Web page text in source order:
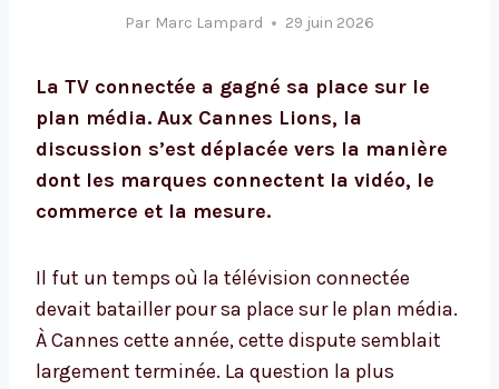
Par Marc Lampard 29 juin 2026
La TV connectée a gagné sa place sur le
plan média. Aux Cannes Lions, la
discussion s’est déplacée vers la manière
dont les marques connectent la vidéo, le
commerce et la mesure.
Il fut un temps où la télévision connectée
devait batailler pour sa place sur le plan média.
À Cannes cette année, cette dispute semblait
largement terminée. La question la plus